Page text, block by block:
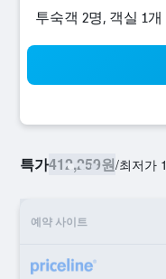
​투숙객 2​명, ​객실 1개
특가412,259원/최저가
예약 사이트